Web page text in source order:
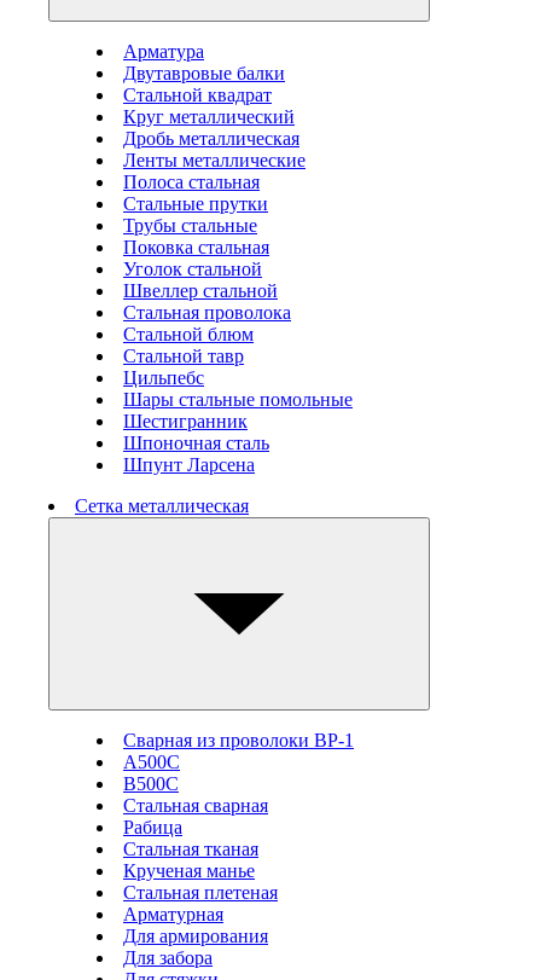
Арматура
Двутавровые балки
Стальной квадрат
Круг металлический
Дробь металлическая
Ленты металлические
Полоса стальная
Стальные прутки
Трубы стальные
Поковка стальная
Уголок стальной
Швеллер стальной
Стальная проволока
Стальной блюм
Стальной тавр
Цильпебс
Шары стальные помольные
Шестигранник
Шпоночная сталь
Шпунт Ларсена
Сетка металлическая
Сварная из проволоки ВР-1
А500С
В500С
Стальная сварная
Рабица
Стальная тканая
Крученая манье
Стальная плетеная
Арматурная
Для армирования
Для забора